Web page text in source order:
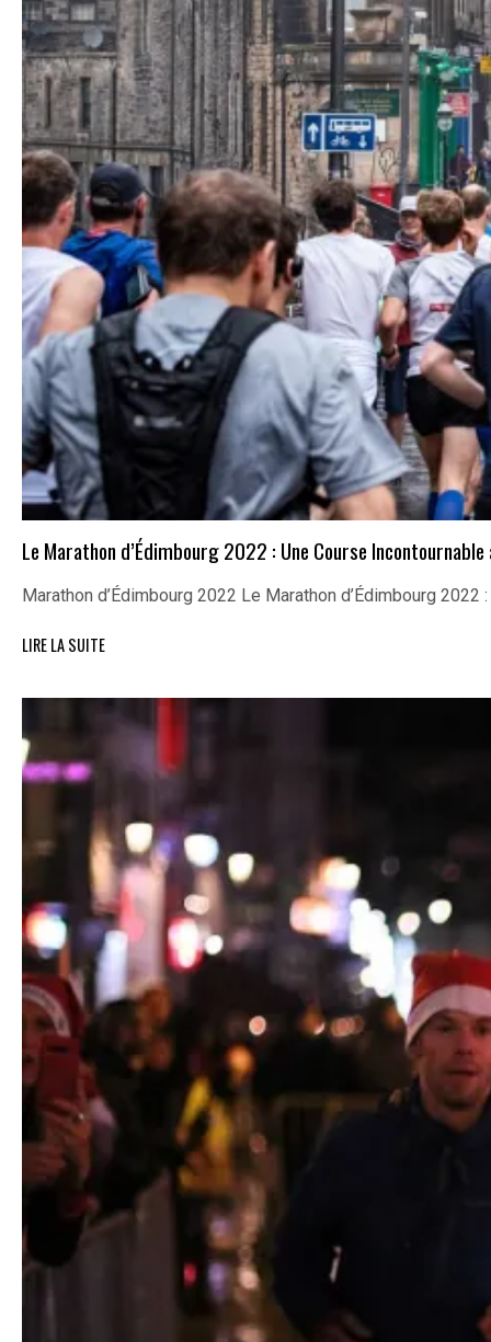
Le Marathon d’Édimbourg 2022 : Une Course Incontournable
Marathon d’Édimbourg 2022 Le Marathon d’Édimbourg
LIRE LA SUITE